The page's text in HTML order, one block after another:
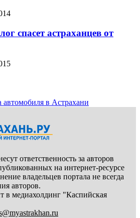
спасет астраханцев от
автомобиля в Астрахани
ответственность за авторов
на интернет-ресурсе
владельцев портала не всегда
авторов.
в медиахолдинг "Каспийская